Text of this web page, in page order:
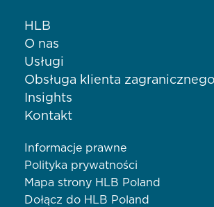
HLB
O nas
Usługi
Obsługa klienta zagranicznego
Insights
Kontakt
Informacje prawne
Polityka prywatności
Mapa strony HLB Poland
Dołącz do HLB Poland